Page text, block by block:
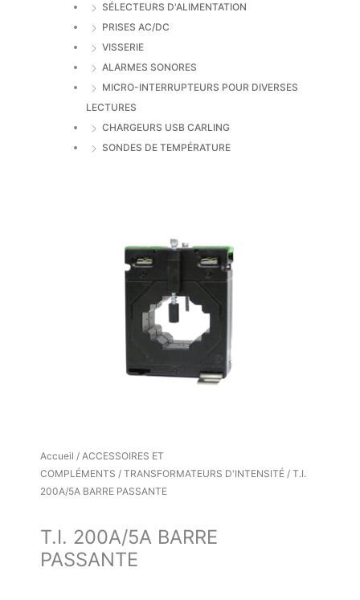
SÉLECTEURS D'ALIMENTATION
PRISES AC/DC
VISSERIE
ALARMES SONORES
MICRO-INTERRUPTEURS POUR DIVERSES
LECTURES
CHARGEURS USB CARLING
SONDES DE TEMPÉRATURE
Accueil / ACCESSOIRES ET
COMPLÉMENTS / TRANSFORMATEURS D'INTENSITÉ / T.I.
200A/5A BARRE PASSANTE
T.I. 200A/5A BARRE
PASSANTE